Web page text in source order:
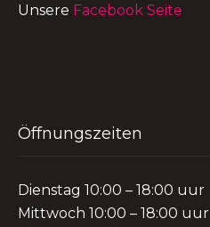
Unsere Facebook Seite
Öffnungszeiten
Dienstag 10:00 – 18:00 uur
Mittwoch 10:00 – 18:00 uur